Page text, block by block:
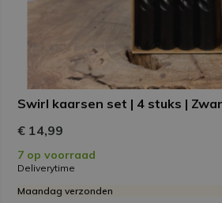
Swirl kaarsen set | 4 stuks |
€ 14,99
7 op voorraad
Deliverytime
Maandag verzonden